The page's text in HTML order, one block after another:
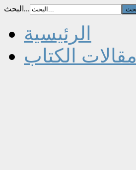
البحث...
الرئيسية
مقالات الكتاب